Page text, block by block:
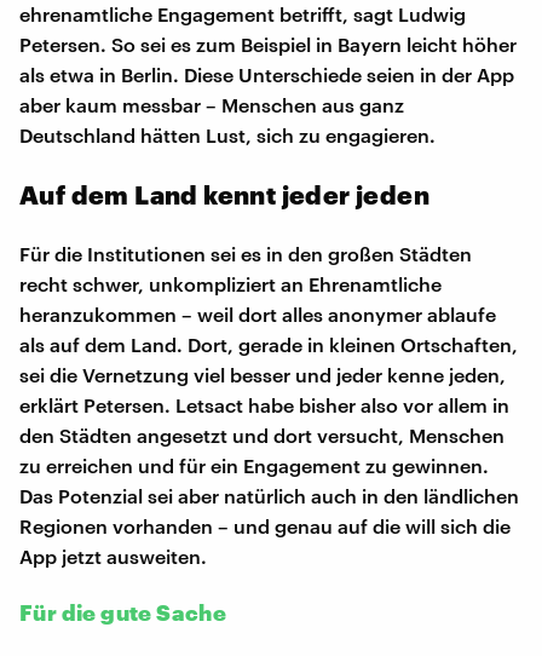
ehrenamtliche Engagement betrifft, sagt Ludwig
Petersen. So sei es zum Beispiel in Bayern leicht höher
als etwa in Berlin. Diese Unterschiede seien in der App
aber kaum messbar – Menschen aus ganz
Deutschland hätten Lust, sich zu engagieren.
Auf dem Land kennt jeder jeden
Für die Institutionen sei es in den großen Städten
recht schwer, unkompliziert an Ehrenamtliche
heranzukommen – weil dort alles anonymer ablaufe
als auf dem Land. Dort, gerade in kleinen Ortschaften,
sei die Vernetzung viel besser und jeder kenne jeden,
erklärt Petersen. Letsact habe bisher also vor allem in
den Städten angesetzt und dort versucht, Menschen
zu erreichen und für ein Engagement zu gewinnen.
Das Potenzial sei aber natürlich auch in den ländlichen
Regionen vorhanden – und genau auf die will sich die
App jetzt ausweiten.
Für die gute Sache